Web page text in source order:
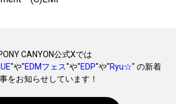
CANYON公式Xでは
"や"EDMフェス"や"EDP"や"Ryu☆" の新着
をお知らせしています！